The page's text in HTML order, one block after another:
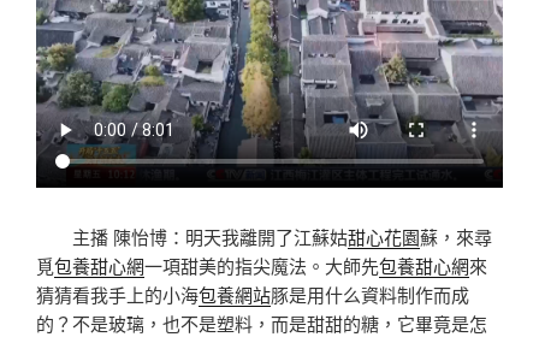
主播 陳怡博：明天我離開了江蘇姑甜心花園蘇，來尋
覓包養甜心網一項甜美的指尖魔法。大師先包養甜心網來
猜猜看我手上的小海包養網站豚是用什么資料制作而成
的？不是玻璃，也不是塑料，而是甜甜的糖，它畢竟是怎